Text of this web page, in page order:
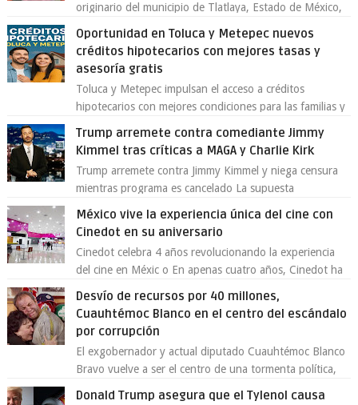
originario del municipio de Tlatlaya, Estado de México,
Oportunidad en Toluca y Metepec nuevos
créditos hipotecarios con mejores tasas y
asesoría gratis
Toluca y Metepec impulsan el acceso a créditos
hipotecarios con mejores condiciones para las familias y
Trump arremete contra comediante Jimmy
Kimmel tras críticas a MAGA y Charlie Kirk
Trump arremete contra Jimmy Kimmel y niega censura
mientras programa es cancelado La supuesta
México vive la experiencia única del cine con
Cinedot en su aniversario
Cinedot celebra 4 años revolucionando la experiencia
del cine en Méxic o En apenas cuatro años, Cinedot ha
demostrado que es posible reinve...
Desvío de recursos por 40 millones,
Cuauhtémoc Blanco en el centro del escándalo
por corrupción
El exgobernador y actual diputado Cuauhtémoc Blanco
Bravo vuelve a ser el centro de una tormenta política,
Donald Trump asegura que el Tylenol causa